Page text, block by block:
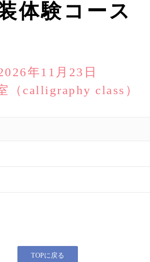
体験コース
年11月23日
（calligraphy class）
TOPに戻る